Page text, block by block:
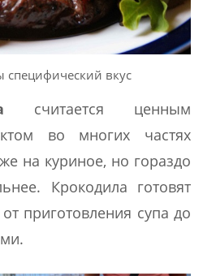
специфический вкус
считается ценным
во многих частях
на куриное, но гораздо
Крокодила готовят
приготовления супа до